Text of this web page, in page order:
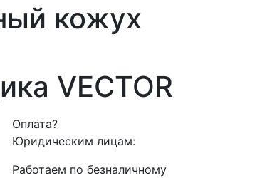
кожух
VECTOR
Оплата?
Юридическим лицам:
Работаем по безналичному